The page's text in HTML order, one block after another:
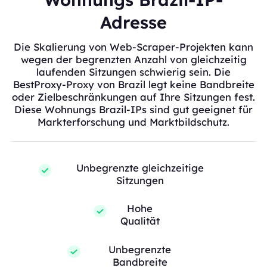
Adresse
Die Skalierung von Web-Scraper-Projekten kann
wegen der begrenzten Anzahl von gleichzeitig
laufenden Sitzungen schwierig sein. Die
BestProxy-Proxy von Brazil legt keine Bandbreite
oder Zielbeschränkungen auf Ihre Sitzungen fest.
Diese Wohnungs Brazil-IPs sind gut geeignet für
Markterforschung und Marktbildschutz.
Unbegrenzte gleichzeitige
Sitzungen
Hohe
Qualität
Unbegrenzte
Bandbreite